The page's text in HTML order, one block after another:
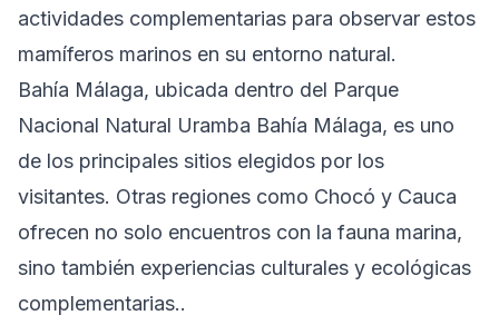
actividades complementarias para observar estos
mamíferos marinos en su entorno natural.
Bahía Málaga, ubicada dentro del Parque
Nacional Natural Uramba Bahía Málaga, es uno
de los principales sitios elegidos por los
visitantes. Otras regiones como Chocó y Cauca
ofrecen no solo encuentros con la fauna marina,
sino también experiencias culturales y ecológicas
complementarias..